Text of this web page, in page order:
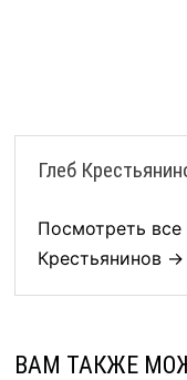
Глеб
Посмотреть все
Крестьянинов →
ВАМ ТАКЖЕ